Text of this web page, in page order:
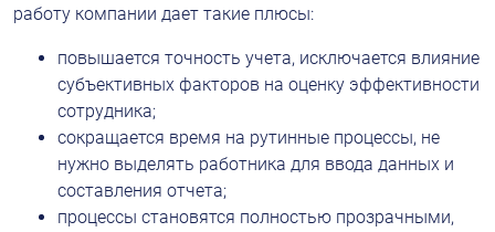
работу компании дает такие плюсы:
повышается точность учета, исключается влияние
субъективных факторов на оценку эффективности
сотрудника;
сокращается время на рутинные процессы, не
нужно выделять работника для ввода данных и
составления отчета;
процессы становятся полностью прозрачными,